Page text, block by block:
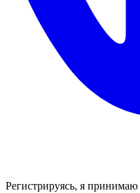
Регистрируясь, я принимаю